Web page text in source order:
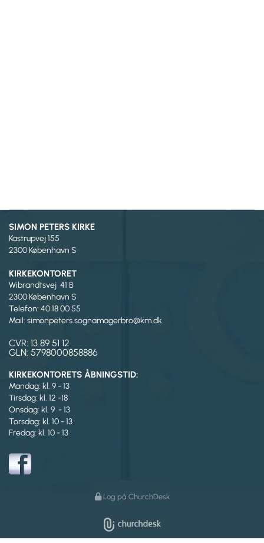
SIMON PETERS KIRKE
Kastrupvej 155
2300 København S
KIRKEKONTORET
Wibrandtsvej 41 B
2300 København S
Telefon: 40 18 00 55
Mail: simonpeters.sognamagerbro@km.dk
CVR: 13 89 51 12
GLN: 5798000858886
KIRKEKONTORETS ÅBNINGSTID:
Mandag: kl. 9 - 13
Tirsdag: kl. 12 -18
Onsdag: kl. 9 - 13
Torsdag: kl. 10 - 13
Fredag: kl. 10 - 13
Log på ChurchDesk